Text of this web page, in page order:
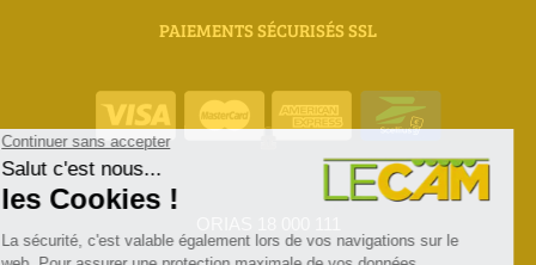
PAIEMENTS SÉCURISÉS SSL